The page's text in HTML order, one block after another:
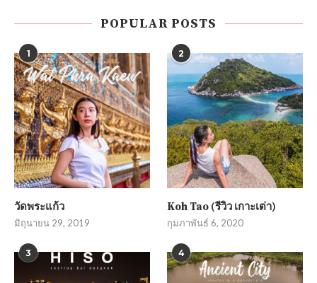
POPULAR POSTS
1
วัดพระแก้ว
มิถุนายน 29, 2019
2
Koh Tao (รีวิว เกาะเต่า)
กุมภาพันธ์ 6, 2020
3 4